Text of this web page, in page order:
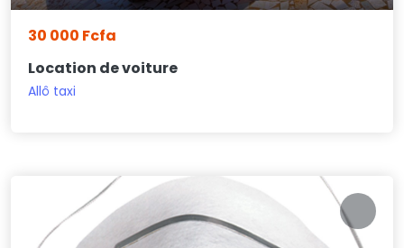
30 000 Fcfa
Location de voiture
Allô taxi